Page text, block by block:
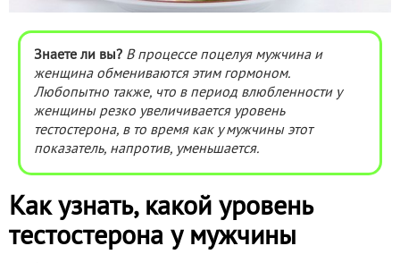
Знаете ли вы? В процессе поцелуя мужчина и
женщина обмениваются этим гормоном.
Любопытно также, что в период влюбленности у
женщины резко увеличивается уровень
тестостерона, в то время как у мужчины этот
показатель, напротив, уменьшается.
Как узнать, какой уровень
тестостерона у мужчины